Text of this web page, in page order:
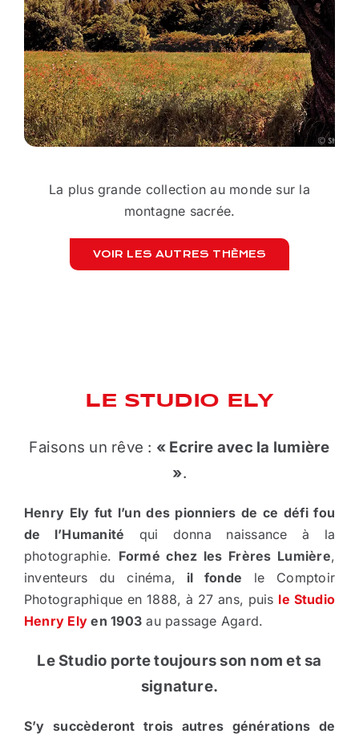
La plus grande collection au monde sur la
montagne sacrée.
VOIR LES AUTRES THÈMES
LE STUDIO ELY
Faisons un rêve : « Ecrire avec la lumière
».
Henry Ely fut l’un des pionniers de ce défi fou
de l’Humanité qui donna naissance à la
photographie. Formé chez les Frères Lumière,
inventeurs du cinéma, il fonde le Comptoir
Photographique en 1888, à 27 ans, puis le Studio
Henry Ely en 1903 au passage Agard.
Le Studio porte toujours son nom et sa
signature.
S’y succèderont trois autres générations de